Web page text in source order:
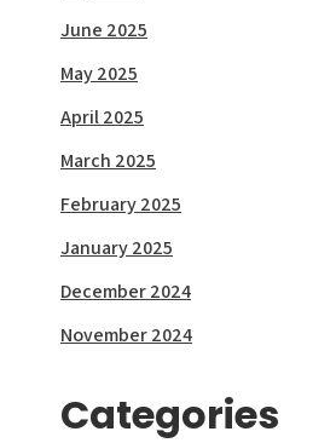
June 2025
May 2025
April 2025
March 2025
February 2025
January 2025
December 2024
November 2024
Categories